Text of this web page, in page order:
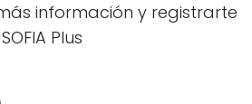
información y registrarte
Plus